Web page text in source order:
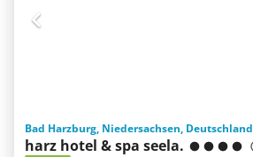
Bad Harzburg, Niedersachsen, Deutschland
harz hotel & spa seela.